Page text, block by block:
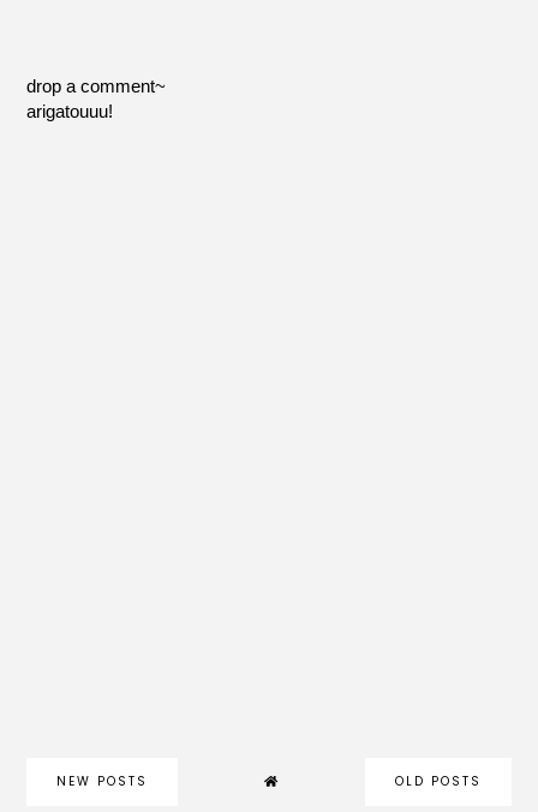
drop a comment~
arigatouuu!
NEW POSTS OLD POSTS